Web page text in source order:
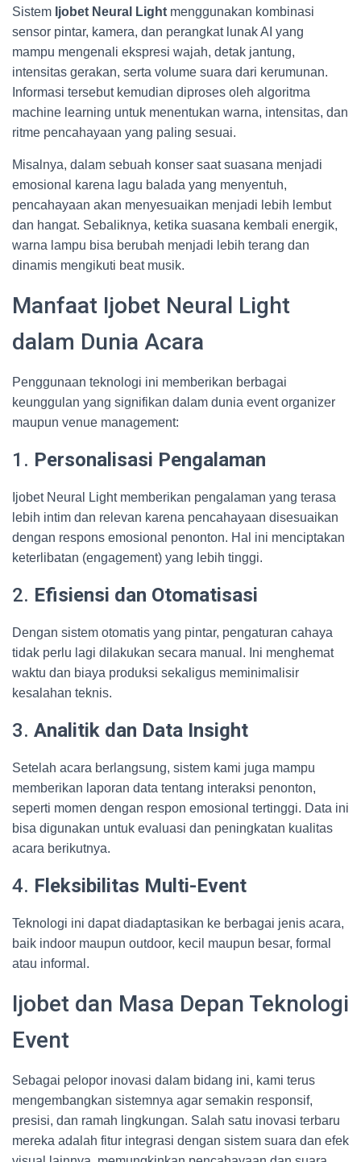
Sistem Ijobet Neural Light menggunakan kombinasi
sensor pintar, kamera, dan perangkat lunak AI yang
mampu mengenali ekspresi wajah, detak jantung,
intensitas gerakan, serta volume suara dari kerumunan.
Informasi tersebut kemudian diproses oleh algoritma
machine learning untuk menentukan warna, intensitas, dan
ritme pencahayaan yang paling sesuai.
Misalnya, dalam sebuah konser saat suasana menjadi
emosional karena lagu balada yang menyentuh,
pencahayaan akan menyesuaikan menjadi lebih lembut
dan hangat. Sebaliknya, ketika suasana kembali energik,
warna lampu bisa berubah menjadi lebih terang dan
dinamis mengikuti beat musik.
Manfaat Ijobet Neural Light
dalam Dunia Acara
Penggunaan teknologi ini memberikan berbagai
keunggulan yang signifikan dalam dunia event organizer
maupun venue management:
1. Personalisasi Pengalaman
Ijobet Neural Light memberikan pengalaman yang terasa
lebih intim dan relevan karena pencahayaan disesuaikan
dengan respons emosional penonton. Hal ini menciptakan
keterlibatan (engagement) yang lebih tinggi.
2. Efisiensi dan Otomatisasi
Dengan sistem otomatis yang pintar, pengaturan cahaya
tidak perlu lagi dilakukan secara manual. Ini menghemat
waktu dan biaya produksi sekaligus meminimalisir
kesalahan teknis.
3. Analitik dan Data Insight
Setelah acara berlangsung, sistem kami juga mampu
memberikan laporan data tentang interaksi penonton,
seperti momen dengan respon emosional tertinggi. Data ini
bisa digunakan untuk evaluasi dan peningkatan kualitas
acara berikutnya.
4. Fleksibilitas Multi-Event
Teknologi ini dapat diadaptasikan ke berbagai jenis acara,
baik indoor maupun outdoor, kecil maupun besar, formal
atau informal.
Ijobet dan Masa Depan Teknologi
Event
Sebagai pelopor inovasi dalam bidang ini, kami terus
mengembangkan sistemnya agar semakin responsif,
presisi, dan ramah lingkungan. Salah satu inovasi terbaru
mereka adalah fitur integrasi dengan sistem suara dan efek